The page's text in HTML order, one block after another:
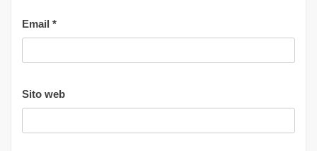
Email *
Sito web